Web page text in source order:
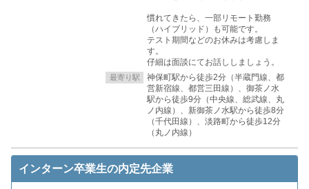
慣れてきたら、一部リモート勤務
（ハイブリッド）も可能です。
テスト期間などのお休みは考慮しま
す。
仔細は面談にてお話ししましょう。
最寄り駅
神保町駅から徒歩2分（半蔵門線、都
営新宿線、都営三田線）、御茶ノ水
駅から徒歩9分（中央線、総武線、丸
ノ内線）、新御茶ノ水駅から徒歩8分
（千代田線）、淡路町から徒歩12分
（丸ノ内線）
インターン卒業生の内定先企業